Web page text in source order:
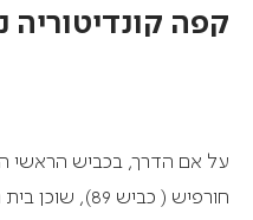
קפה קונדיטוריה
על אם הדרך, בכביש הראשי
חורפיש ( כביש 89), שוכן בית הקפה קונדיטוריה נסים.